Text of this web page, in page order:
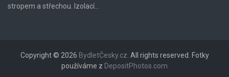
stropem a střechou. Izolací...
Copyright © 2026 BydletČesky.cz. All rights reserved. Fotky
používáme z DepositPhotos.com